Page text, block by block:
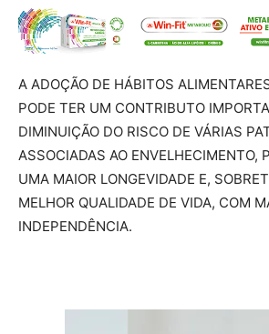
A ADOÇÃO DE HÁBITOS
PODE TER UM CONTRIBUTO
DIMINUIÇÃO DO RISCO DE VÁRIAS
ASSOCIADAS AO ENVELHECIMENTO,
UMA MAIOR LONGEVIDADE E,
MELHOR QUALIDADE DE VIDA, COM
INDEPENDÊNCIA.